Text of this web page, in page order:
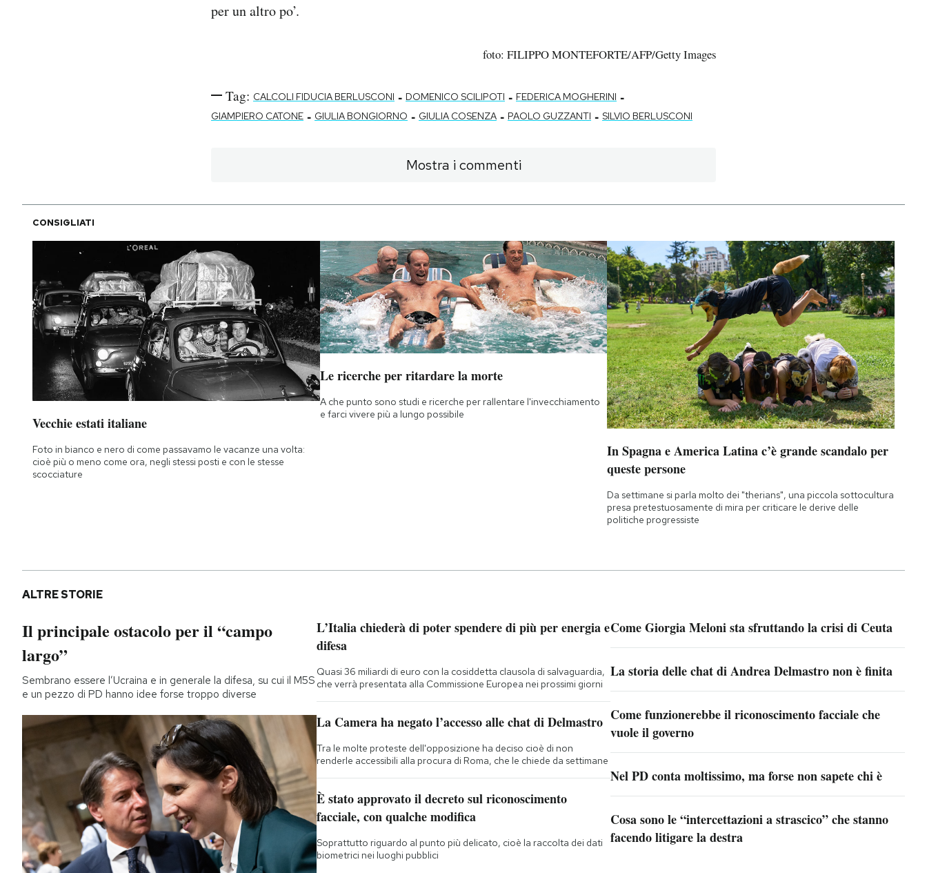
per un altro po’.
foto: FILIPPO MONTEFORTE/AFP/Getty Images
Tag: CALCOLI FIDUCIA BERLUSCONI - DOMENICO SCILIPOTI - FEDERICA MOGHERINI -
GIAMPIERO CATONE - GIULIA BONGIORNO - GIULIA COSENZA - PAOLO GUZZANTI - SILVIO BERLUSCONI
Mostra i commenti
CONSIGLIATI
Vecchie estati italiane
Foto in bianco e nero di come passavamo le vacanze una volta:
cioè più o meno come ora, negli stessi posti e con le stesse
scocciature
Le ricerche per ritardare la morte
A che punto sono studi e ricerche per rallentare l'invecchiamento
e farci vivere più a lungo possibile
In Spagna e America Latina c’è grande scandalo per
queste persone
Da settimane si parla molto dei "therians", una piccola sottocultura
presa pretestuosamente di mira per criticare le derive delle
politiche progressiste
ALTRE STORIE
Il principale ostacolo per il “campo
largo”
Sembrano essere l’Ucraina e in generale la difesa, su cui il M5S
e un pezzo di PD hanno idee forse troppo diverse
L’Italia chiederà di poter spendere di più per energia e
difesa
Quasi 36 miliardi di euro con la cosiddetta clausola di salvaguardia,
che verrà presentata alla Commissione Europea nei prossimi giorni
La Camera ha negato l’accesso alle chat di Delmastro
Tra le molte proteste dell'opposizione ha deciso cioè di non
renderle accessibili alla procura di Roma, che le chiede da settimane
È stato approvato il decreto sul riconoscimento
facciale, con qualche modifica
Soprattutto riguardo al punto più delicato, cioè la raccolta dei dati
biometrici nei luoghi pubblici
Come Giorgia Meloni sta sfruttando la crisi di Ceuta
La storia delle chat di Andrea Delmastro non è finita
Come funzionerebbe il riconoscimento facciale che
vuole il governo
Nel PD conta moltissimo, ma forse non sapete chi è
Cosa sono le “intercettazioni a strascico” che stanno
facendo litigare la destra